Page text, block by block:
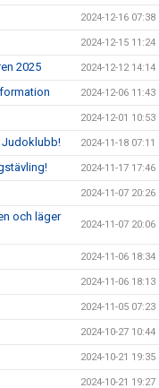
2024-12-16 07:38
2024-12-15 11:24
2025 2024-12-12 14:14
2024-12-06 11:43
2024-12-01 10:53
Judoklubb! 2024-11-18 07:11
2024-11-17 17:46
2024-11-07 20:26
och läger
2024-11-07 20:06
2024-11-06 18:34
2024-11-06 18:13
2024-11-05 07:23
2024-10-27 10:44
2024-10-21 19:35
2024-10-21 19:27